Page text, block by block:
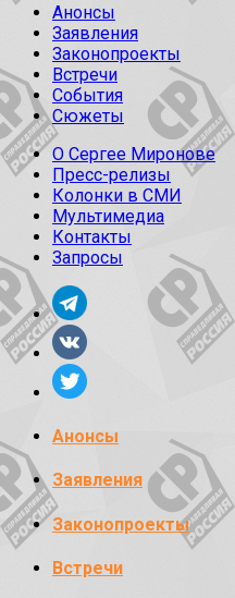
Анонсы
Заявления
Законопроекты
Встречи
События
Сюжеты
О Сергее Миронове
Пресс-релизы
Колонки в СМИ
Мультимедиа
Контакты
Запросы
Анонсы
Заявления
Законопроекты
Встречи